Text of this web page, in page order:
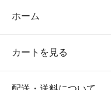
ホーム
カートを見る